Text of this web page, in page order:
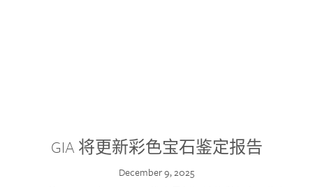
GIA 将更新彩色宝石鉴定报告
December 9, 2025